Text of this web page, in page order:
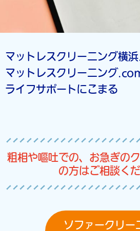
マットレスクリーニング横
マットレスクリーニング
ライフサポートにこまる
粗相や嘔吐での、お急ぎの
の方はご相談くだ
ソファークリー